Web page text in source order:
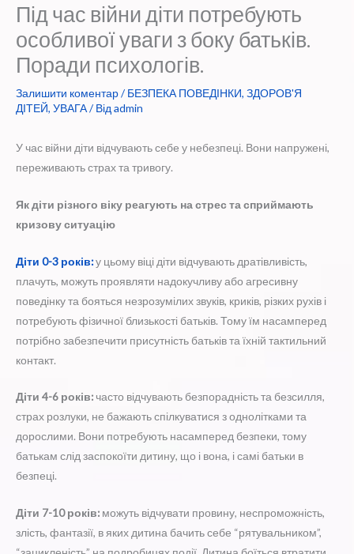
Під час війни діти потребують
особливої уваги з боку батьків.
Поради психологів.
Залишити коментар/ БЕЗПЕКА ПОВЕДІНКИ, ЗДОРОВ'Я
ДІТЕЙ, УВАГА/ Відadmin
У час війни діти відчувають себе у небезпеці. Вони напружені,
переживають страх та тривогу.
Як діти різного віку реагують на стрес та сприймають
кризову ситуацію
Діти 0-3 років:у цьому віці діти відчувають дратівливість,
плачуть, можуть проявляти надокучливу або агресивну
поведінку та бояться незрозумілих звуків, криків, різких рухів і
потребують фізичної близькості батьків. Тому їм насамперед
потрібно забезпечити присутність батьків та їхній тактильний
контакт.
Діти 4-6 років: часто відчувають безпорадність та безсилля,
страх розлуки, не бажають спілкуватися з однолітками та
дорослими. Вони потребують насамперед безпеки, тому
батькам слід заспокоїти дитину, що і вона, і самі батьки в
безпеці.
Діти 7-10 років: можуть відчувати провину, неспроможність,
злість, фантазії, в яких дитина бачить себе “рятувальником”,